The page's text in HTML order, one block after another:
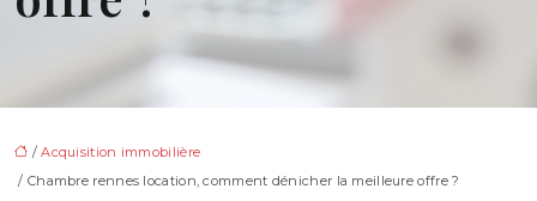
/Acquisition immobilière
/ Chambre rennes location, comment dénicher la meilleure offre ?